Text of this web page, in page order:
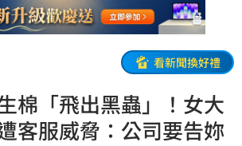
看新聞換好禮
棉「飛出黑蟲」！女大
客服威脅：公司要告妳